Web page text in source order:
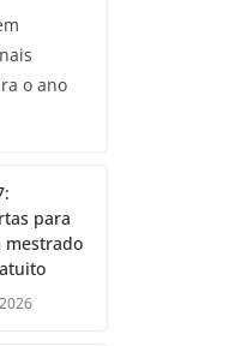
o ano
para
mestrado